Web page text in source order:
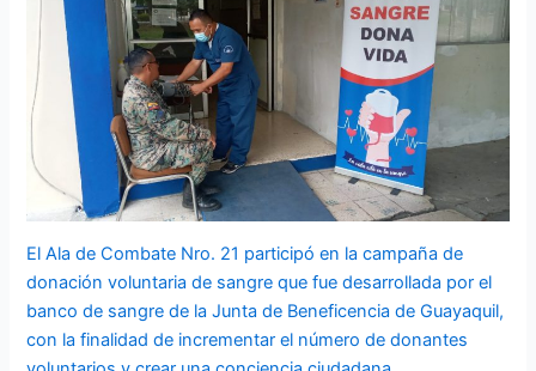
El Ala de Combate Nro. 21 participó en la campaña de
donación voluntaria de sangre que fue desarrollada por el
banco de sangre de la Junta de Beneficencia de Guayaquil,
con la finalidad de incrementar el número de donantes